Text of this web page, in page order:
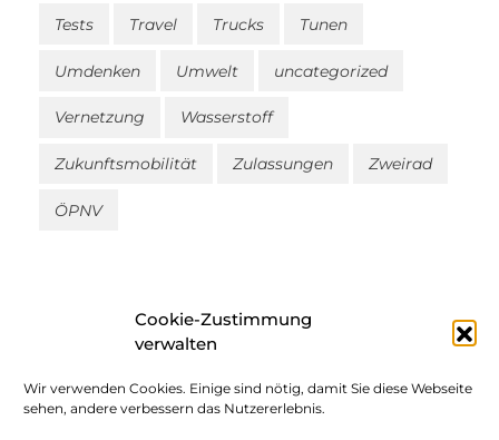
Cookie-Zustimmung
verwalten
Wir verwenden Cookies. Einige sind nötig, damit Sie diese Webseite
sehen, andere verbessern das Nutzererlebnis.
Tests Travel Trucks Tunen
Umdenken Umwelt uncategorized
Vernetzung Wasserstoff
Zukunftsmobilität Zulassungen Zweirad
ÖPNV
Impressum